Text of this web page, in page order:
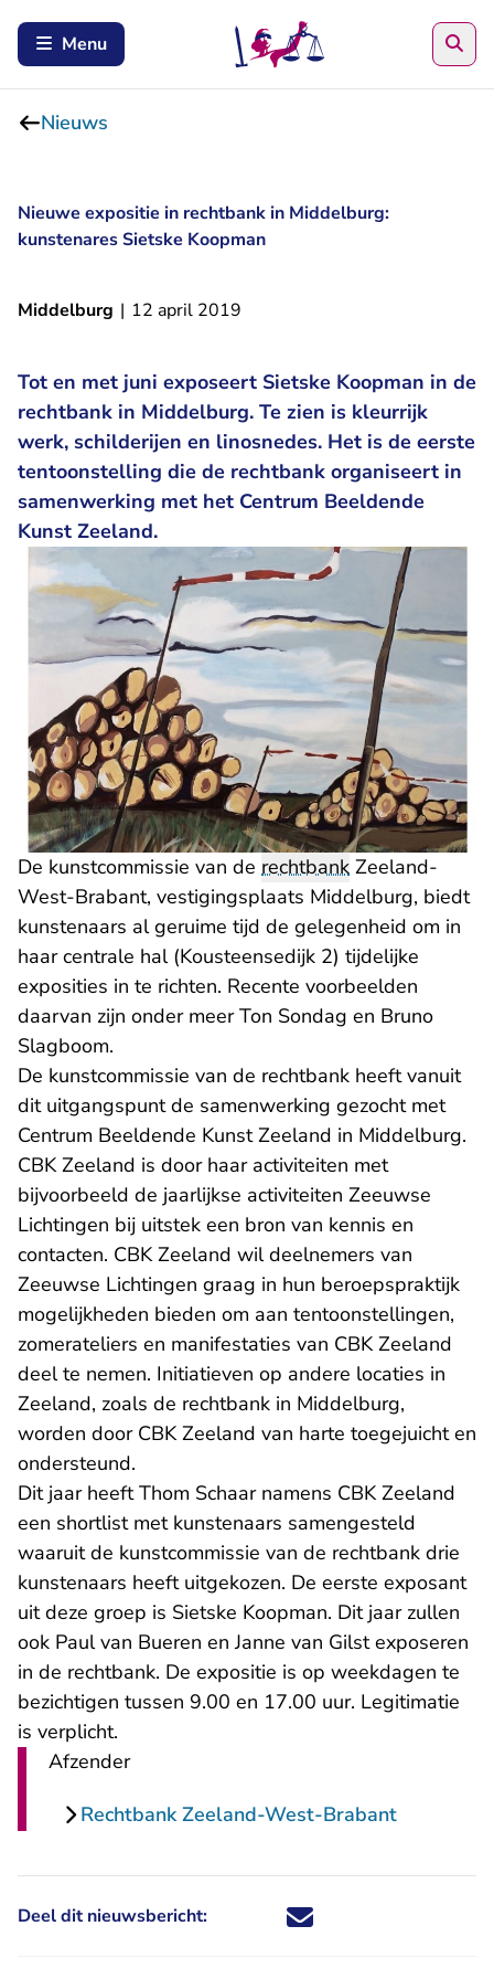
Menu
Nieuws
Nieuwe expositie in rechtbank in Middelburg:
kunstenares Sietske Koopman
Middelburg | 12 april 2019
Tot en met juni exposeert Sietske Koopman in de
rechtbank in Middelburg. Te zien is kleurrijk
werk, schilderijen en linosnedes. Het is de eerste
tentoonstelling die de rechtbank organiseert in
samenwerking met het Centrum Beeldende
Kunst Zeeland.
De kunstcommissie van de rechtbank Zeeland-
West-Brabant, vestigingsplaats Middelburg, biedt
kunstenaars al geruime tijd de gelegenheid om in
haar centrale hal (Kousteensedijk 2) tijdelijke
exposities in te richten. Recente voorbeelden
daarvan zijn onder meer Ton Sondag en Bruno
Slagboom.
De kunstcommissie van de rechtbank heeft vanuit
dit uitgangspunt de samenwerking gezocht met
Centrum Beeldende Kunst Zeeland in Middelburg.
CBK Zeeland is door haar activiteiten met
bijvoorbeeld de jaarlijkse activiteiten Zeeuwse
Lichtingen bij uitstek een bron van kennis en
contacten. CBK Zeeland wil deelnemers van
Zeeuwse Lichtingen graag in hun beroepspraktijk
mogelijkheden bieden om aan tentoonstellingen,
zomerateliers en manifestaties van CBK Zeeland
deel te nemen. Initiatieven op andere locaties in
Zeeland, zoals de rechtbank in Middelburg,
worden door CBK Zeeland van harte toegejuicht en
ondersteund.
Dit jaar heeft Thom Schaar namens CBK Zeeland
een shortlist met kunstenaars samengesteld
waaruit de kunstcommissie van de rechtbank drie
kunstenaars heeft uitgekozen. De eerste exposant
uit deze groep is Sietske Koopman- U verlaat
. Dit jaar zullen
ook Paul van Bueren en Janne van Gilst exposeren
in de rechtbank. De expositie is op weekdagen te
bezichtigen tussen 9.00 en 17.00 uur. Legitimatie
is verplicht.
Afzender
Rechtbank Zeeland-West-Brabant
Deel dit nieuwsbericht: Deel dit nieuwsbericht via X -
Deel dit nieuwsbericht via
Deel dit nieuwsbericht
Deel dit